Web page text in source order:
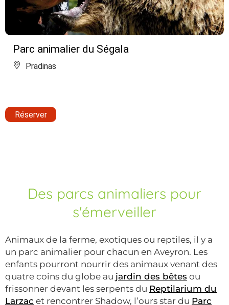
Parc animalier du Ségala
Pradinas
Réserver
Des parcs animaliers pour
s'émerveiller
Animaux de la ferme, exotiques ou reptiles, il y a
un parc animalier pour chacun en Aveyron. Les
enfants pourront nourrir des animaux venant des
quatre coins du globe au jardin des bêtes ou
frissonner devant les serpents du Reptilarium du
Larzac et rencontrer Shadow, l’ours star du Parc